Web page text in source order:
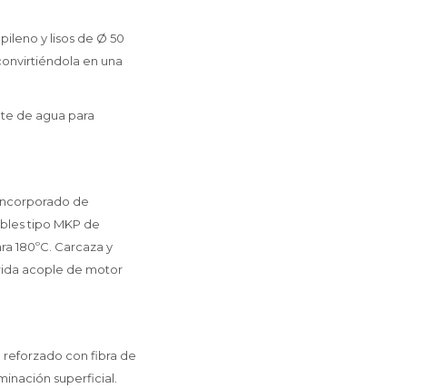
y lisos de Ø 50
en una
de agua para
de
tipo MKP de
180ºC. Carcaza y
acople de motor
con fibra de
superficial.